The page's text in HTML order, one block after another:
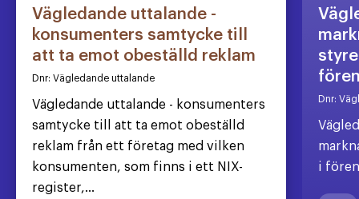
Vägledande uttalande -
konsumenters samtycke till
att ta emot obeställd reklam
Dnr: Vägledande uttalande
Vägledande uttalande - konsumenters
samtycke till att ta emot obeställd
reklam från ett företag med vilken
konsumenten, som finns i ett NIX-
register,...
Dnr:
i